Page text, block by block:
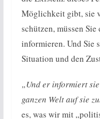
Möglichkeit gibt, sie
schützen, müssen
informieren. Und Sie
Situation und den
„Und er informiert
ganzen Welt auf sie
es, was wir mit